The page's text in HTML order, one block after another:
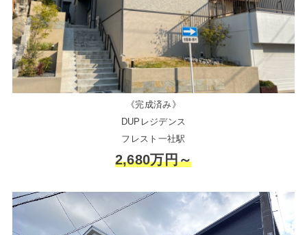
《完成済み》
DUPレジデンス
フレスト一社駅
2,680万円～